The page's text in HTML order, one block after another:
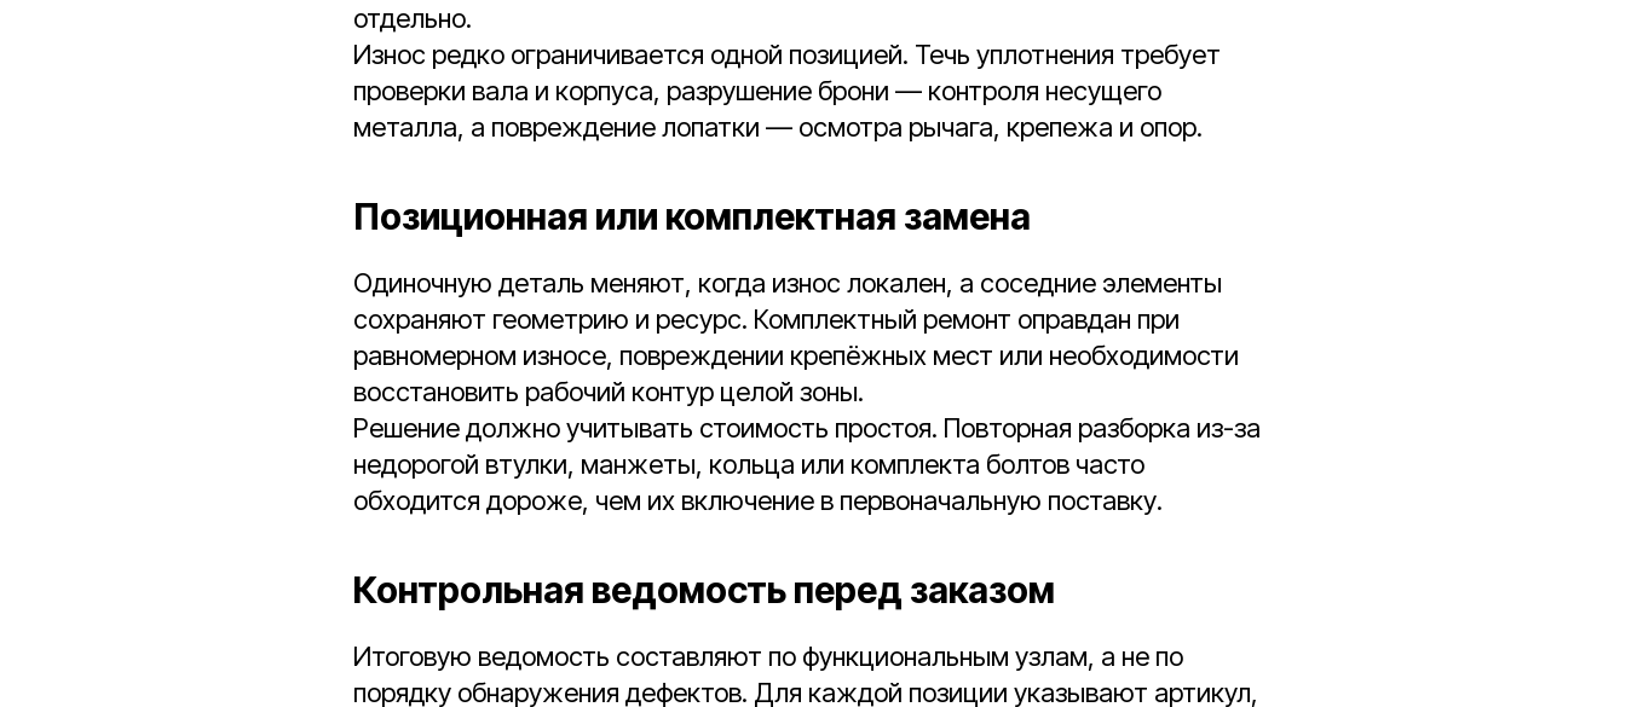
отдельно.
Износ редко ограничивается одной позицией. Течь уплотнения требует
проверки вала и корпуса, разрушение брони — контроля несущего
металла, а повреждение лопатки — осмотра рычага, крепежа и опор.
Позиционная или комплектная замена
Одиночную деталь меняют, когда износ локален, а соседние элементы
сохраняют геометрию и ресурс. Комплектный ремонт оправдан при
равномерном износе, повреждении крепёжных мест или необходимости
восстановить рабочий контур целой зоны.
Решение должно учитывать стоимость простоя. Повторная разборка из-за
недорогой втулки, манжеты, кольца или комплекта болтов часто
обходится дороже, чем их включение в первоначальную поставку.
Контрольная ведомость перед заказом
Итоговую ведомость составляют по функциональным узлам, а не по
порядку обнаружения дефектов. Для каждой позиции указывают артикул,